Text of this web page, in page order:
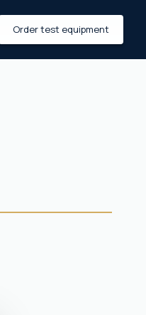
Order test equipment